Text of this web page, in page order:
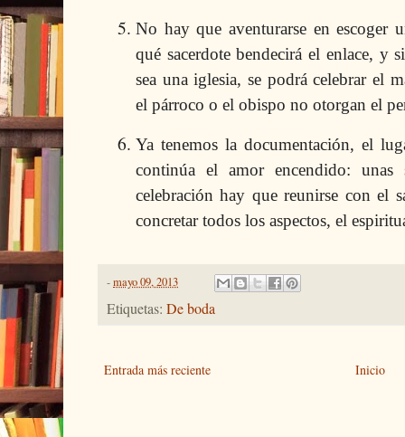
No hay que aventurarse en escoger
qué sacerdote bendecirá el enlace, y
sea una iglesia, se podrá celebrar el
el párroco o el obispo no otorgan el
Ya tenemos la documentación, el
continúa el amor encendido:
celebración hay que reunirse con el
concretar todos los aspectos, el
-mayo 09, 2013
Etiquetas: De boda
Entrada más reciente Inicio